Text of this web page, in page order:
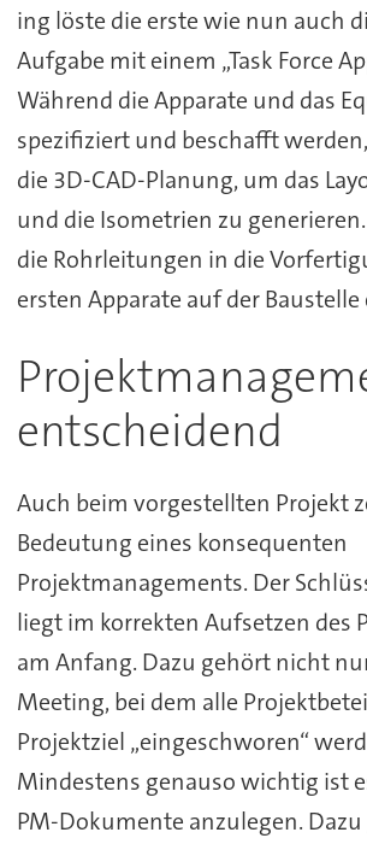
ing löste die erste wie nun auch
Aufgabe mit einem „Task Force
Während die Apparate und das
spezifiziert und beschafft
die 3D-CAD-Planung, um das
und die Isometrien zu
die Rohrleitungen in die
ersten Apparate auf der
entscheidend
Auch beim vorgestellten Projekt
Bedeutung eines konsequenten
Projektmanagements. Der
liegt im korrekten Aufsetzen des
am Anfang. Dazu gehört nicht
Meeting, bei dem alle
Projektziel „eingeschworen“
Mindestens genauso wichtig ist
PM-Dokumente anzulegen. Dazu